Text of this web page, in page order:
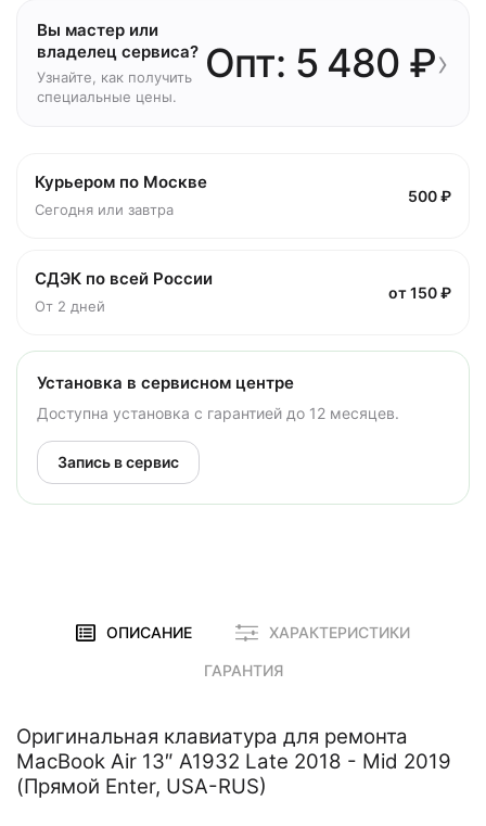
Вы мастер или
владелец сервиса?
Узнайте, как получить
специальные цены.
Опт: 5 480 ₽›
Курьером по Москве
Сегодня или завтра
500 ₽
СДЭК по всей России
От 2 дней
от 150 ₽
Установка в сервисном центре
Доступна установка с гарантией до 12 месяцев.
Запись в сервис
ОПИСАНИЕ ХАРАКТЕРИСТИКИ
ГАРАНТИЯ
Оригинальная клавиатура для ремонта
MacBook Air 13″ A1932 Late 2018 - Mid 2019
(Прямой Enter, USA-RUS)